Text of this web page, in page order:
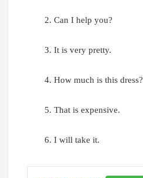
2. Can I help you?
3. It is very pretty.
4. How much is this dress?
5. That is expensive.
6. I will take it.